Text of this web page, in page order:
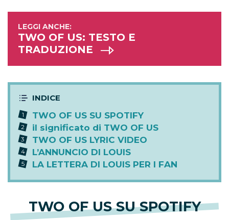
TWO OF US: TESTO E
TRADUZIONE
TWO OF US SU SPOTIFY
il significato di TWO OF US
TWO OF US LYRIC VIDEO
L’ANNUNCIO DI LOUIS
LA LETTERA DI LOUIS PER I FAN
TWO OF US SU SPOTIFY